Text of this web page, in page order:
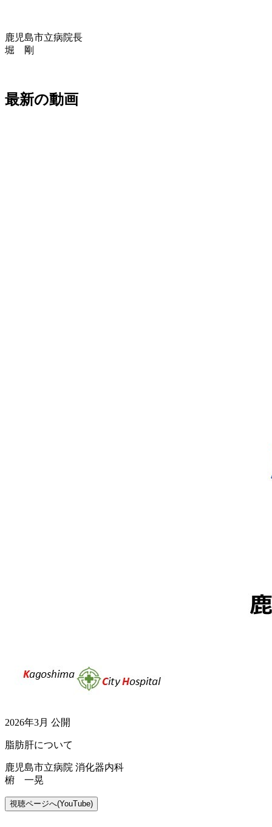
鹿児島市立病院長
堀 剛
最新の動画
2026年3月 公開
脂肪肝について
鹿児島市立病院 消化器内科
椨 一晃
視聴ページへ(YouTube)